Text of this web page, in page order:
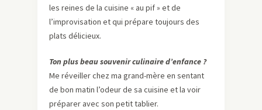
les reines de la cuisine « au pif » et de
l’improvisation et qui prépare toujours des
plats délicieux.
Ton plus beau souvenir culinaire d’enfance ?
Me réveiller chez ma grand-mère en sentant
de bon matin l’odeur de sa cuisine et la voir
préparer avec son petit tablier.